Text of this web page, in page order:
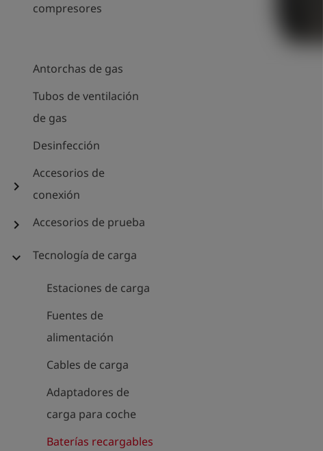
compresores
Antorchas de gas
Tubos de ventilación
de gas
Desinfección
chevron_right
Accesorios de
conexión
chevron_right Accesorios de prueba
expand_more Tecnología de carga
Estaciones de carga
Fuentes de
alimentación
Cables de carga
Adaptadores de
carga para coche
Baterías recargables